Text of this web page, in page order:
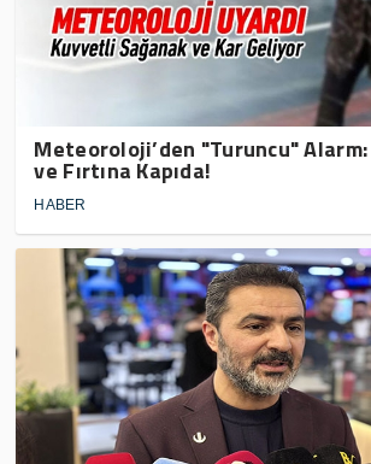
Meteoroloji’den "Turuncu"
ve Fırtına Kapıda!
HABER